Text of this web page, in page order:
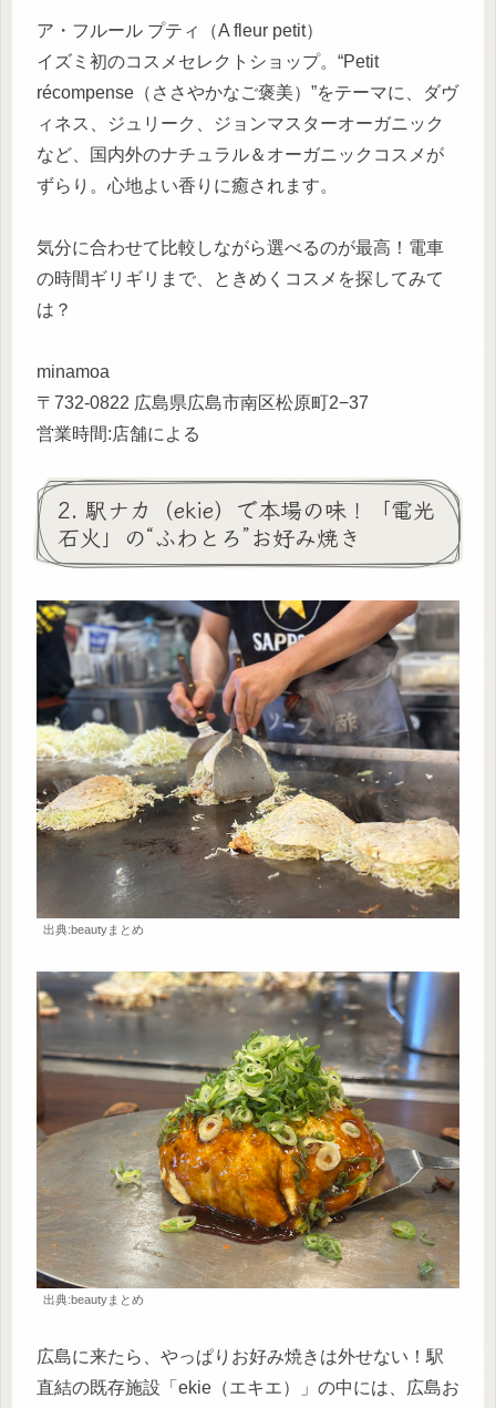
ア・フルール プティ（A fleur petit）
イズミ初のコスメセレクトショップ。“Petit
récompense（ささやかなご褒美）”をテーマに、ダヴ
ィネス、ジュリーク、ジョンマスターオーガニック
など、国内外のナチュラル＆オーガニックコスメが
ずらり。心地よい香りに癒されます。
気分に合わせて比較しながら選べるのが最高！電車
の時間ギリギリまで、ときめくコスメを探してみて
は？
minamoa
〒732-0822 広島県広島市南区松原町2−37
営業時間:店舗による
2. 駅ナカ（ekie）で本場の味！「電光
石火」の“ふわとろ”お好み焼き
出典:beautyまとめ
出典:beautyまとめ
広島に来たら、やっぱりお好み焼きは外せない！駅
直結の既存施設「ekie（エキエ）」の中には、広島お